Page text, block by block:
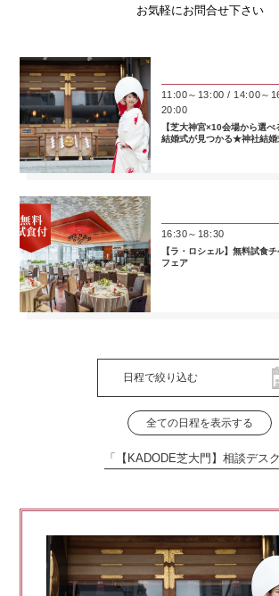
お気軽にお問合せ下さい
11:00～13:00 / 14:00～
20:00
【芝大神宮×10会場から選
結婚式が見つかる★神社結婚
16:30～18:30
【ラ・ロシェル】無料試食
フェア
日程で絞り込む
全ての日程を表示する
「【KADODE芝大門】相談デスク